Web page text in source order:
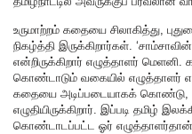
உருமாற்றம் கதையை சிலாகித்து,
நிகழ்த்தி இருக்கிறார்கள்.
என்றிருக்கிறார் எழுத்தாளர்
கொண்டாடும் வகையில் எழுத்தாளர்
கதையை அடிப்படையாகக் கொண்டு,
எழுதியிருக்கிறார். இப்படி தமிழ்
கொண்டாடப்பட்ட ஓர் எழுத்தாளர்தான்